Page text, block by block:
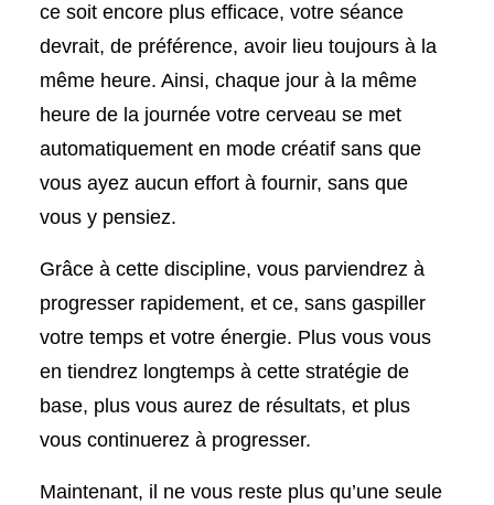
ce soit encore plus efficace, votre séance
devrait, de préférence, avoir lieu toujours à la
même heure. Ainsi, chaque jour à la même
heure de la journée votre cerveau se met
automatiquement en mode créatif sans que
vous ayez aucun effort à fournir, sans que
vous y pensiez.
Grâce à cette discipline, vous parviendrez à
progresser rapidement, et ce, sans gaspiller
votre temps et votre énergie. Plus vous vous
en tiendrez longtemps à cette stratégie de
base, plus vous aurez de résultats, et plus
vous continuerez à progresser.
Maintenant, il ne vous reste plus qu’une seule